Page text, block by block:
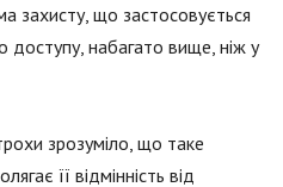
захисту, що застосовується
доступу, набагато вище, ніж у
зрозуміло, що таке
її відмінність від